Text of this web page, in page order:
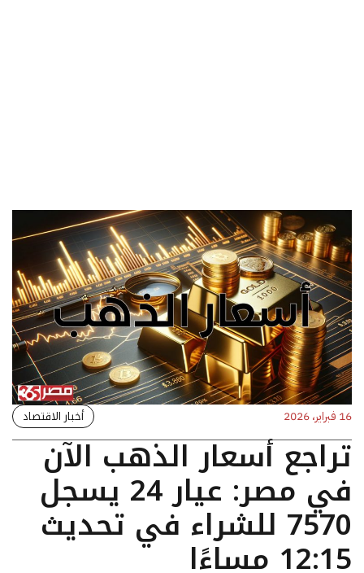
16 فبراير، 2026 أخبار الاقتصاد
تراجع أسعار الذهب الآن
في مصر: عيار 24 يسجل
7570 للشراء في تحديث
12:15 مساءًا